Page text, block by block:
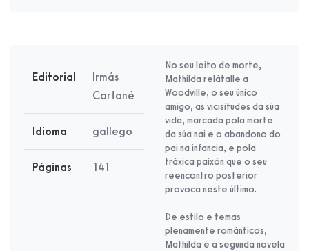
Editorial
Irmás
Cartoné
Idioma gallego
Páginas 141
No seu leito de morte,
Mathilda relátalle a
Woodville, o seu único
amigo, as vicisitudes da súa
vida, marcada pola morte
da súa nai e o abandono do
pai na infancia, e pola
tráxica paixón que o seu
reencontro posterior
provoca neste último.
De estilo e temas
plenamente románticos,
Mathilda é a segunda novela